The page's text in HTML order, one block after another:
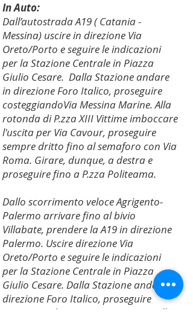
In Auto:
Dall’autostrada A19 ( Catania -
Messina) uscire in direzione Via
Oreto/Porto e seguire le indicazioni
per la Stazione Centrale in Piazza
Giulio Cesare. Dalla Stazione andare
in direzione Foro Italico, proseguire
costeggiandoVia Messina Marine. Alla
rotonda di P.zza XIII Vittime imboccare
l'uscita per Via Cavour, proseguire
sempre dritto fino al semaforo con Via
Roma. Girare, dunque, a destra e
proseguire fino a P.zza Politeama.
Dallo scorrimento veloce Agrigento-
Palermo arrivare fino al bivio
Villabate, prendere la A19 in direzione
Palermo. Uscire direzione Via
Oreto/Porto e seguire le indicazioni
per la Stazione Centrale in Piazza
Giulio Cesare. Dalla Stazione andare in
direzione Foro Italico, proseguire
costeggiando Via Messine Marine. Alla